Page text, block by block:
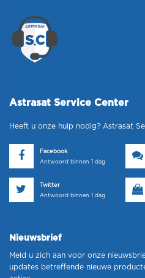
Astrasat Service Center
Heeft u onze hulp nodig? Astrasat
Facebook
Antwoord binnen 1 dag
Twitter
Antwoord binnen 1 dag
Nieuwsbrief
Meld u zich aan voor onze
updates betreffende nieuwe